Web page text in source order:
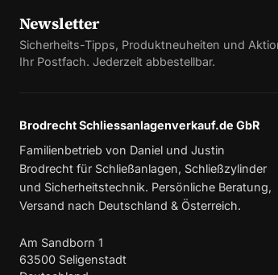
Newsletter
Sicherheits-Tipps, Produktneuheiten und
Ihr Postfach. Jederzeit abbestellbar.
Brodrecht Schliessanlagenverkauf.de GbR
Familienbetrieb von Daniel und Justin
Brodrecht für Schließanlagen, Schließzylinder
und Sicherheitstechnik. Persönliche Beratung,
Versand nach Deutschland & Österreich.
Am Sandborn 1
63500 Seligenstadt